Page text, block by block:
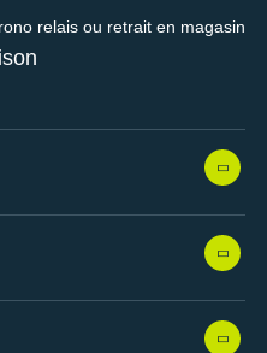
relais ou retrait en magasin